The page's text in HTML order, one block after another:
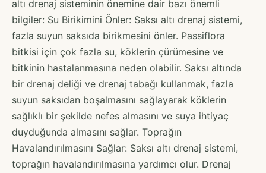
altı drenaj sisteminin önemine dair bazı önemli
bilgiler: Su Birikimini Önler: Saksı altı drenaj sistemi,
fazla suyun saksıda birikmesini önler. Passiflora
bitkisi için çok fazla su, köklerin çürümesine ve
bitkinin hastalanmasına neden olabilir. Saksı altında
bir drenaj deliği ve drenaj tabağı kullanmak, fazla
suyun saksıdan boşalmasını sağlayarak köklerin
sağlıklı bir şekilde nefes almasını ve suya ihtiyaç
duyduğunda almasını sağlar. Toprağın
Havalandırılmasını Sağlar: Saksı altı drenaj sistemi,
toprağın havalandırılmasına yardımcı olur. Drenaj